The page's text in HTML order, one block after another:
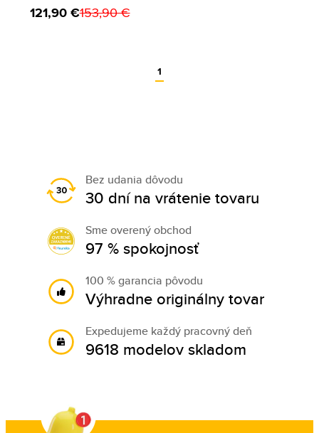
121,90 €153,90 €
1
Bez udania dôvodu
30 dní na vrátenie tovaru
Sme overený obchod
97 % spokojnosť
100 % garancia pôvodu
Výhradne originálny tovar
Expedujeme každý pracovný deň
9618 modelov skladom